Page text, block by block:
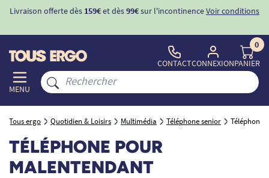
Livraison offerte dès 159€et dès99€sur l'incontinenceVoir conditions
MENU
CONTACTCONNEXION
0
PANIER
Tous ergo Quotidien & Loisirs Multimédia Téléphone senior Téléphone
TÉLÉPHONE POUR
MALENTENDANT